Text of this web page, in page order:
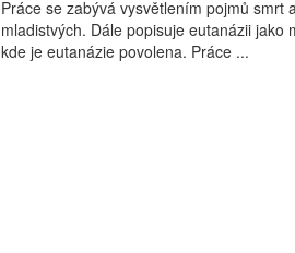
Práce se zabývá vysvětlením pojmů
mladistvých. Dále popisuje eutanázii
kde je eutanázie povolena. Práce ...